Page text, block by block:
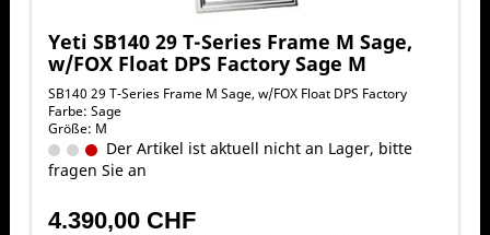
Yeti SB140 29 T-Series Frame M Sage,
w/FOX Float DPS Factory Sage M
SB140 29 T-Series Frame M Sage, w/FOX Float DPS Factory
Farbe: Sage
Größe: M
Der Artikel ist aktuell nicht an Lager, bitte
fragen Sie an
4.390,00 CHF